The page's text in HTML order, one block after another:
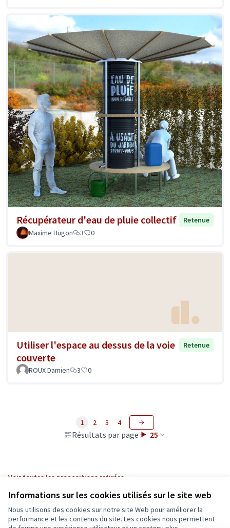
Informations sur les cookies utilisés sur le site web
Nous utilisons des cookies sur notre site Web pour améliorer la
performance et les contenus du site. Les cookies nous permettent
Récupérateur d'eau de pluie collectif
Retenue
Maxime Hugon
3 0
Utiliser l'espace au dessus de la voie
couverte
Retenue
ROUX Damien 3 0
Résultats par page : 25
1 2 3 4
Voir toutes les propositions retirées
Conditions d'utilisation
Paramètres des cookies